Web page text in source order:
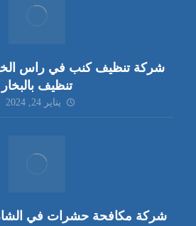
تنظيف بالبخار
يناير 24, 2024